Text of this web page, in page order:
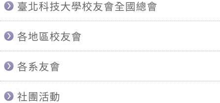
臺北科技大學校友會全國總會
各地區校友會
各系友會
社團活動